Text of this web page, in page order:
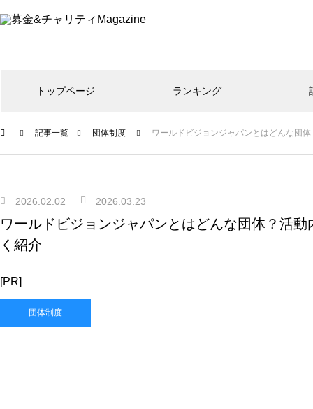
トップページ ランキング
記事一覧 団体制度 ワールドビジョンジャパンとはどんな団
2026.02.02 2026.03.23
ワールドビジョンジャパンとはどんな団体？活
く紹介
[PR]
団体制度